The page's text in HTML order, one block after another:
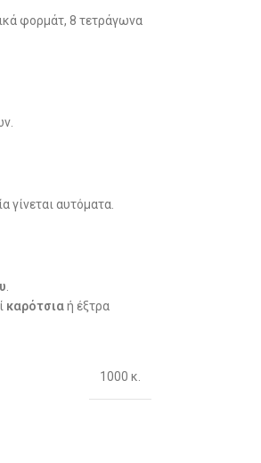
φορμάτ, 8 τετράγωνα
γίνεται αυτόματα.
καρότσιαή έξτρα
1000 κ.